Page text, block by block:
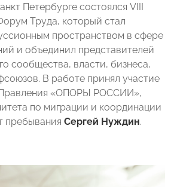
Петербурге состоялся VIII
Труда, который стал
пространством в сфере
и объединил представителей
сообщества, власти, бизнеса,
В работе принял участие
«ОПОРЫ РОССИИ»,
по миграции и координации
пребывания Сергей Нуждин.